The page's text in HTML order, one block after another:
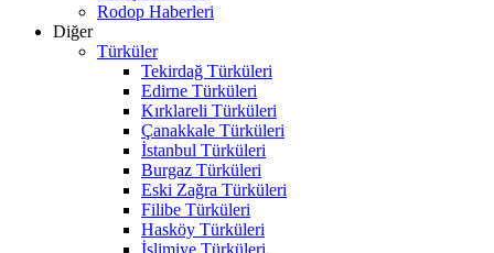
Rodop Haberleri
Diğer
Türküler
Tekirdağ Türküleri
Edirne Türküleri
Kırklareli Türküleri
Çanakkale Türküleri
İstanbul Türküleri
Burgaz Türküleri
Eski Zağra Türküleri
Filibe Türküleri
Hasköy Türküleri
İslimiye Türküleri